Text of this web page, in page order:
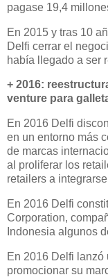
pagase 19,4
En 2015 y tras 10
Delfi cerrar el
había llegado a ser
+ 2016:
venture para
En 2016 Delfi
en un entorno más
de marcas
al proliferar los
retailers a
En 2016 Delfi
Corporation,
Indonesia algunos
En 2016 Delfi
promocionar su